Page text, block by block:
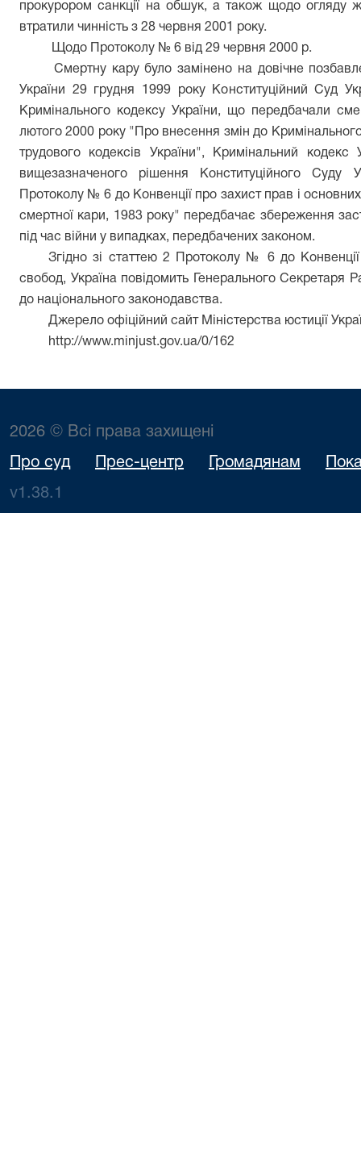
прокурором санкції на обшук, а також щодо огляду
втратили чинність з 28 червня 2001 року.
Щодо Протоколу № 6 від 29 червня 2000 р.
Смертну кару було замінено на довічне
України 29 грудня 1999 року Конституційний Суд
Кримінального кодексу України, що передбачали
лютого 2000 року "Про внесення змін до
трудового кодексів України", Кримінальний кодекс
вищезазначеного рішення Конституційного Суду
Протоколу № 6 до Конвенції про захист прав і
смертної кари, 1983 року" передбачає збереження
під час війни у випадках, передбачених законом.
Згідно зі статтею 2 Протоколу № 6 до
свобод, Україна повідомить Генерального Секретаря
до національного законодавства.
Джерело офіційний сайт Міністерства юстиції
http://www.minjust.gov.ua/0/162
2026 © Всі права захищені
Про суд Прес-центр Громадянам
v1.38.1